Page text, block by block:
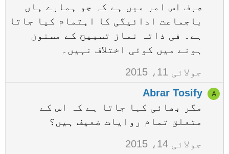
صرف اس امر میں ہے کہ جو ہمارے ہاں
باجماعت ادائیگی کا اہتمام کیا جاتا
ہے۔ فی ذاتہ نماز تسبیح کے مسنون
ہونے میں کوئی اختلاف نہیں۔
جولائی 11، 2015
A
Abrar Tosify
مگر بھائی کہا جاتا ہے کہ اس کے
متعلق تمام روایات ضعیف ہیں؟
جولائی 14، 2015